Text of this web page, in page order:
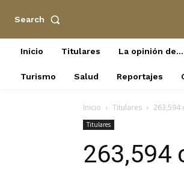
Search
Inicio Titulares La opinión de…
Turismo Salud Reportajes
Inicio Titulares 263,594
Titulares
263,594